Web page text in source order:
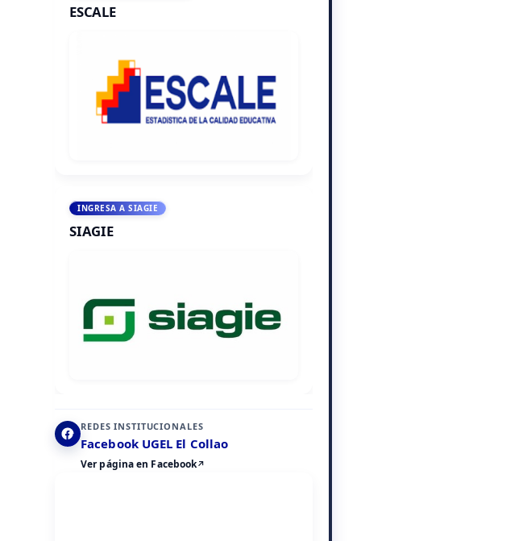
ESCALE
INGRESA A SIAGIE
SIAGIE
REDES INSTITUCIONALES
Facebook UGEL El Collao
Ver página en Facebook